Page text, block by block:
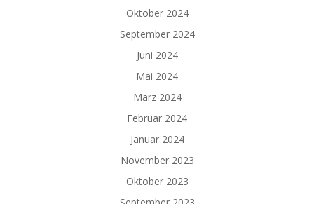
Oktober 2024
September 2024
Juni 2024
Mai 2024
März 2024
Februar 2024
Januar 2024
November 2023
Oktober 2023